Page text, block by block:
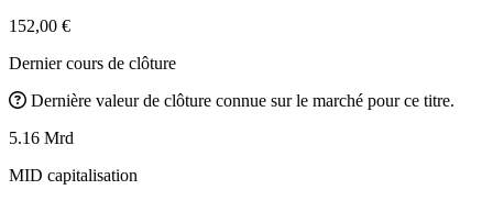
152,00 €
Dernier cours de clôture
Dernière valeur de clôture connue sur le marché pour ce titre.
5.16 Mrd
MID capitalisation